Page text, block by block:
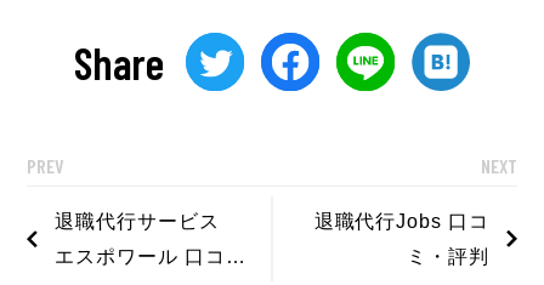
Share
PREV
退職代行サービス
エスポワール 口コ
NEXT
退職代行Jobs 口コ
ミ・評判